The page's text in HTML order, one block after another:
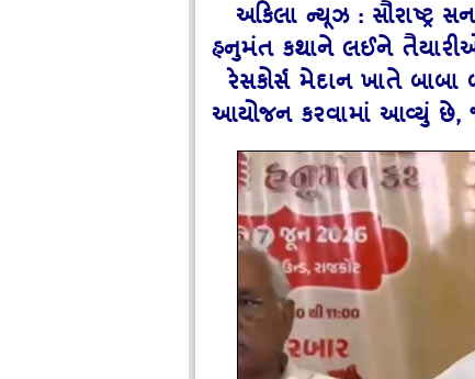
અકિલા ન્યૂઝ : સૌરાષ્ટ્ર
હનુમંત કથાને લઈને
રેસકોર્સ મેદાન ખાતે બાબા
આયોજન કરવામાં આવ્યું છે,